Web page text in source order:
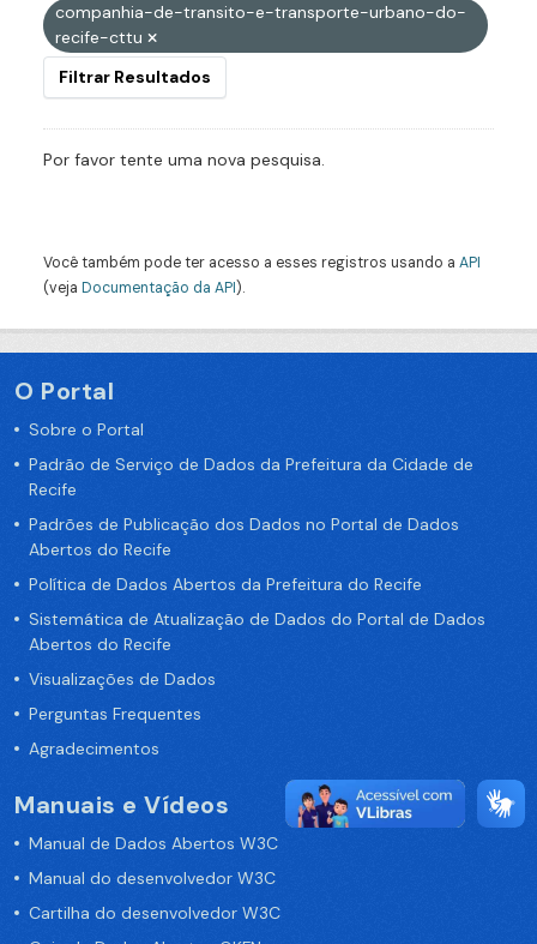
companhia-de-transito-e-transporte-urbano-do-
recife-cttu
Filtrar Resultados
Por favor tente uma nova pesquisa.
Você também pode ter acesso a esses registros usando a API
(veja Documentação da API).
O Portal
Sobre o Portal
Padrão de Serviço de Dados da Prefeitura da Cidade de
Recife
Padrões de Publicação dos Dados no Portal de Dados
Abertos do Recife
Política de Dados Abertos da Prefeitura do Recife
Sistemática de Atualização de Dados do Portal de Dados
Abertos do Recife
Visualizações de Dados
Perguntas Frequentes
Agradecimentos
Manuais e Vídeos
Manual de Dados Abertos W3C
Manual do desenvolvedor W3C
Cartilha do desenvolvedor W3C